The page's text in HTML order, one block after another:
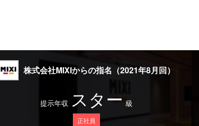
株式会社MIXIからの指名（2021年8月回）
提示年収 スター 級
正社員